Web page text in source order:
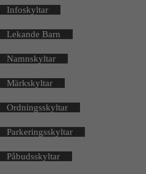
Infoskyltar
Lekande Barn
Namnskyltar
Märkskyltar
Ordningsskyltar
Parkeringsskyltar
Påbudsskyltar